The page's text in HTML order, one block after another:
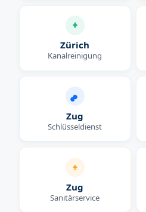
Zürich
Kanalreinigung
Zug
Schlüsseldienst
Zug
Sanitärservice